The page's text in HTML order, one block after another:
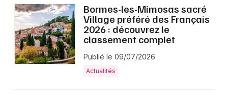
Bormes-les-Mimosas sacré
Village préféré des Français
2026 : découvrez le
classement complet
Publié le 09/07/2026
Actualités